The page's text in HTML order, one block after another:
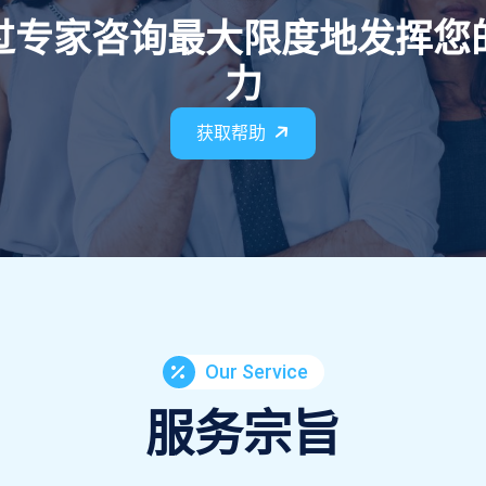
专家咨询最大限度地发挥您
力
获取帮助
Our Service
服务宗旨